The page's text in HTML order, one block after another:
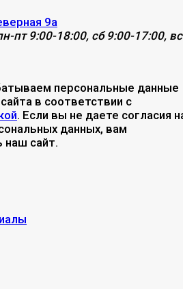
9а
пт 9:00-18:00, сб 9:00-17:00,
персональные данные
в соответствии с
. Если вы не даете согласия
данных, вам
наш сайт.